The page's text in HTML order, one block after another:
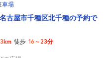
車場
古屋市千種区北千種の予約で
徒歩 16～23分